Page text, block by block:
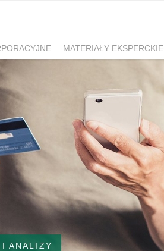
MATERIAŁY EKSPERCKIE
I ANALIZY